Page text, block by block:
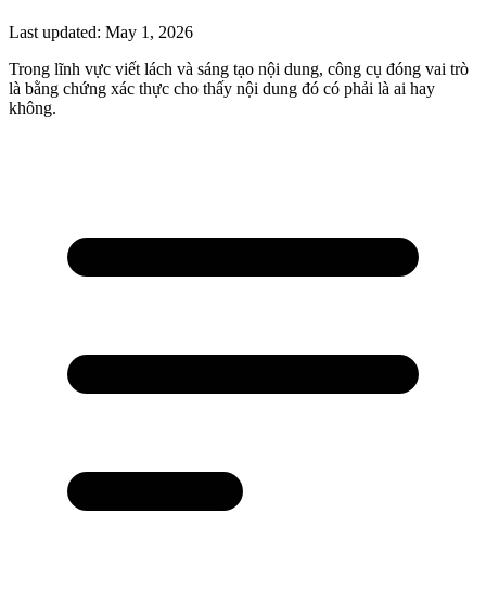
Last updated: May 1, 2026
Trong lĩnh vực viết lách và sáng tạo nội dung, công cụ đóng vai trò
là bằng chứng xác thực cho thấy nội dung đó có phải là ai hay
không.